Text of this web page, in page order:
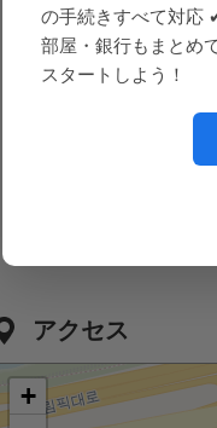
アクセス
+
の手続きすべて対応
部屋・銀行もまとめ
スタートしよう！